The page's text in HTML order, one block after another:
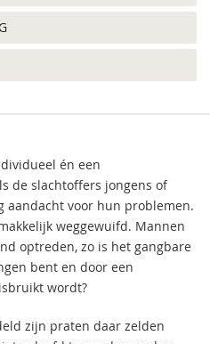
én een
de slachtoffers jongens of
aandacht voor hun problemen.
weggewuifd. Mannen
optreden, zo is het gangbare
bent en door een
wordt?
zijn praten daar zelden